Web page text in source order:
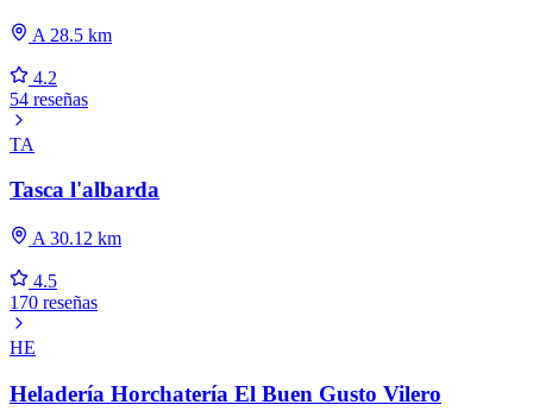
A 28.5 km
4.2
54 reseñas
TA
Tasca l'albarda
A 30.12 km
4.5
170 reseñas
HE
Heladería Horchatería El Buen Gusto Vilero